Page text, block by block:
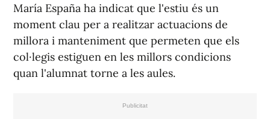
María España ha indicat que l'estiu és un
moment clau per a realitzar actuacions de
millora i manteniment que permeten que els
col·legis estiguen en les millors condicions
quan l'alumnat torne a les aules.